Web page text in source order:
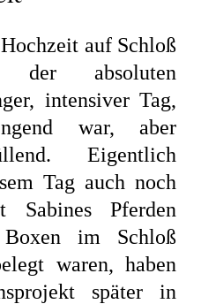
auf Schloß
der absoluten
intensiver Tag,
war, aber
Eigentlich
Tag auch noch
Sabines Pferden
im Schloß
waren, haben
später in